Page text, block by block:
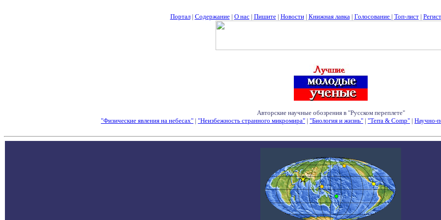
Портал| Содержание| О нас| Пишите| Новости| Книжная лавка| Голосование | Топ-лист|
Авторские научные обозрения в "Русском переплете"
"Физические явления на небесах" | "Неизбежность странного микромира" | "Биология и жизнь" | "Terra & Comp" | Научно-